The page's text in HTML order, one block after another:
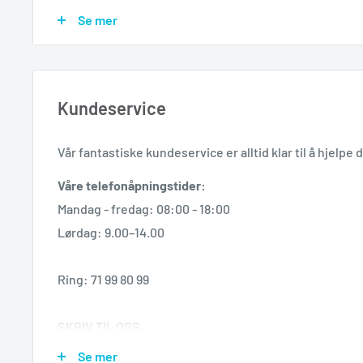
Se mer
Kundeservice
Vårfantastiske kundeservice er alltid klar til å hjelpe
Våre telefonåpningstider:
Mandag - fredag: 08:00 - 18:00
Lørdag: 9.00–14.00
Ring: 71 99 80 99
Forventet responstid: 4 - 6 timer
Se mer